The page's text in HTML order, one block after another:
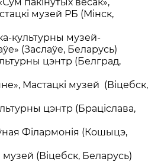
музей РБ (Мiнск,
культурны музей-
(Заслаўe, Беларусь)
цэнтр (Белград,
Мастацкi музей (Вiцебск,
цэнтр (Брацiслава,
Фiлармонiя (Кошыцэ,
музей (Вiцебск, Беларусь)